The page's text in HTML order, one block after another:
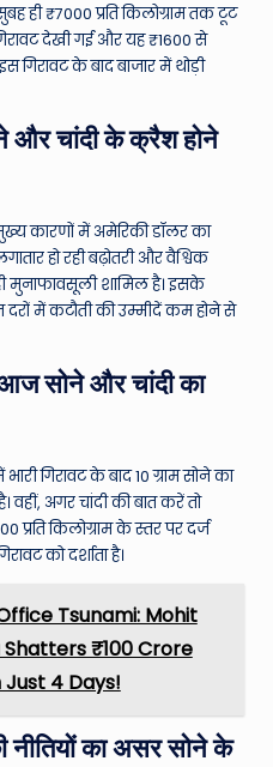
ही ₹7000 प्रति किलोग्राम तक टूट
देखी गई और यह ₹1600 से
गिरावट के बाद बाजार में थोड़ी
और चांदी के क्रैश होने
मुख्य कारणों में अमेरिकी डॉलर का
हो रही बढ़ोतरी और वैश्विक
मुनाफावसूली शामिल है। इसके
दरों में कटौती की उम्मीदें कम होने से
आज सोने और चांदी का
गिरावट के बाद 10 ग्राम सोने का
वहीं, अगर चांदी की बात करें तो
प्रति किलोग्राम के स्तर पर दर्ज
को दर्शाता है।
Tsunami: Mohit
₹100 Crore
4 Days!
नीतियों का असर सोने के